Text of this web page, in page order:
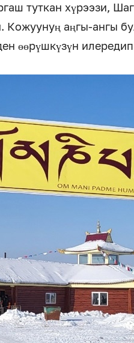
туткан хүрээзи,
Кожуунуң аңгы-ангы
өөрүшкүзүн